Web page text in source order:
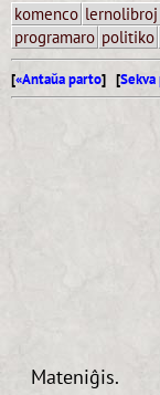
komenco lernolibroj
programaro politiko
[«Antaŭa parto] [
Mateniĝis.